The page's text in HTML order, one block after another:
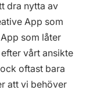
dra nytta av
App som
som låter
vårt ansikte
oftast bara
att vi behöver